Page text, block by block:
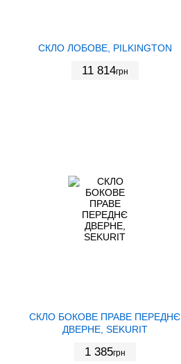
СКЛО ЛОБОВЕ, PILKINGTON
11 814грн
СКЛО БОКОВЕ ПРАВЕ ПЕРЕДНЄ
ДВЕРНЕ, SEKURIT
1 385грн